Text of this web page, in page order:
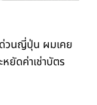
วนญี่ปุ่น ผมเคย
หยัดค่าเช่าบัตร